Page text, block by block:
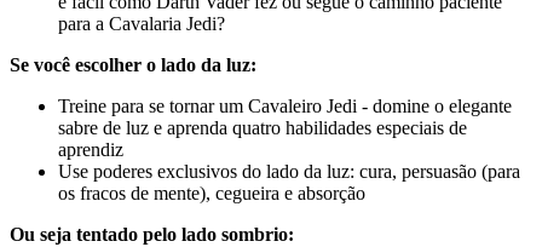
para a Cavalaria Jedi?
Se você escolher o lado da luz:
Treine para se tornar um Cavaleiro Jedi - domine o elegante
sabre de luz e aprenda quatro habilidades especiais de
aprendiz
Use poderes exclusivos do lado da luz: cura, persuasão (para
os fracos de mente), cegueira e absorção
Ou seja tentado pelo lado sombrio: